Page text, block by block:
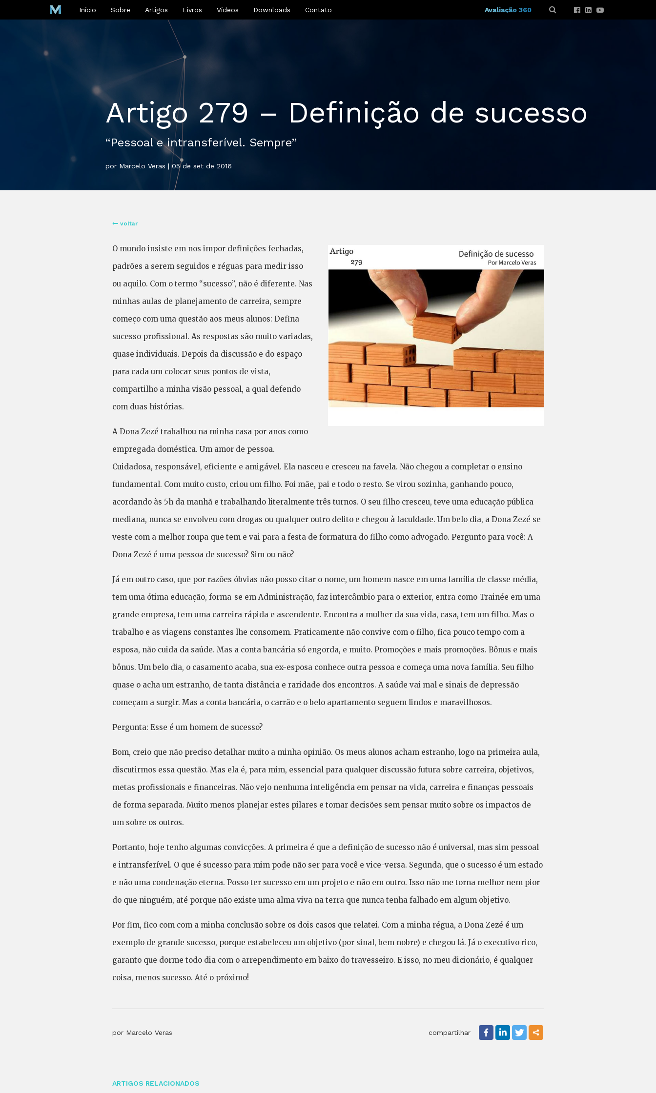
Avaliação 360
Início Sobre Artigos Livros Vídeos Downloads Contato
Artigo 279 – Definição de sucesso
“Pessoal e intransferível. Sempre”
por Marcelo Veras | 05 de set de 2016
voltar
O mundo insiste em nos impor definições fechadas,
padrões a serem seguidos e réguas para medir isso
ou aquilo. Com o termo “sucesso”, não é diferente. Nas
minhas aulas de planejamento de carreira, sempre
começo com uma questão aos meus alunos: Defina
sucesso profissional. As respostas são muito variadas,
quase individuais. Depois da discussão e do espaço
para cada um colocar seus pontos de vista,
compartilho a minha visão pessoal, a qual defendo
com duas histórias.
A Dona Zezé trabalhou na minha casa por anos como
empregada doméstica. Um amor de pessoa.
Cuidadosa, responsável, eficiente e amigável. Ela nasceu e cresceu na favela. Não chegou a completar o ensino
fundamental. Com muito custo, criou um filho. Foi mãe, pai e todo o resto. Se virou sozinha, ganhando pouco,
acordando às 5h da manhã e trabalhando literalmente três turnos. O seu filho cresceu, teve uma educação pública
mediana, nunca se envolveu com drogas ou qualquer outro delito e chegou à faculdade. Um belo dia, a Dona Zezé se
veste com a melhor roupa que tem e vai para a festa de formatura do filho como advogado. Pergunto para você: A
Dona Zezé é uma pessoa de sucesso? Sim ou não?
Já em outro caso, que por razões óbvias não posso citar o nome, um homem nasce em uma família de classe média,
tem uma ótima educação, forma-se em Administração, faz intercâmbio para o exterior, entra como Trainée em uma
grande empresa, tem uma carreira rápida e ascendente. Encontra a mulher da sua vida, casa, tem um filho. Mas o
trabalho e as viagens constantes lhe consomem. Praticamente não convive com o filho, fica pouco tempo com a
esposa, não cuida da saúde. Mas a conta bancária só engorda, e muito. Promoções e mais promoções. Bônus e mais
bônus. Um belo dia, o casamento acaba, sua ex-esposa conhece outra pessoa e começa uma nova família. Seu filho
quase o acha um estranho, de tanta distância e raridade dos encontros. A saúde vai mal e sinais de depressão
começam a surgir. Mas a conta bancária, o carrão e o belo apartamento seguem lindos e maravilhosos.
Pergunta: Esse é um homem de sucesso?
Bom, creio que não preciso detalhar muito a minha opinião. Os meus alunos acham estranho, logo na primeira aula,
discutirmos essa questão. Mas ela é, para mim, essencial para qualquer discussão futura sobre carreira, objetivos,
metas profissionais e financeiras. Não vejo nenhuma inteligência em pensar na vida, carreira e finanças pessoais
de forma separada. Muito menos planejar estes pilares e tomar decisões sem pensar muito sobre os impactos de
um sobre os outros.
Portanto, hoje tenho algumas convicções. A primeira é que a definição de sucesso não é universal, mas sim pessoal
e intransferível. O que é sucesso para mim pode não ser para você e vice-versa. Segunda, que o sucesso é um estado
e não uma condenação eterna. Posso ter sucesso em um projeto e não em outro. Isso não me torna melhor nem pior
do que ninguém, até porque não existe uma alma viva na terra que nunca tenha falhado em algum objetivo.
Por fim, fico com com a minha conclusão sobre os dois casos que relatei. Com a minha régua, a Dona Zezé é um
exemplo de grande sucesso, porque estabeleceu um objetivo (por sinal, bem nobre) e chegou lá. Já o executivo rico,
garanto que dorme todo dia com o arrependimento em baixo do travesseiro. E isso, no meu dicionário, é qualquer
coisa, menos sucesso. Até o próximo!
por Marcelo Veras compartilhar
ARTIGOS RELACIONADOS